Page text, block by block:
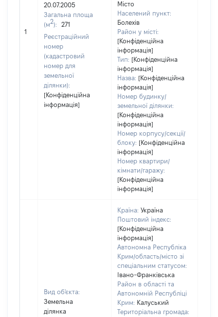
1
20.07.2005
Загальна площа
(м2):
271
Реєстраційний
номер
(кадастровий
номер для
земельної
ділянки):
[Конфіденційна
інформація]
Місто
Населений пункт:
Болехів
Район у місті:
[Конфіденційна
інформація]
Тип: [Конфіденційна
інформація]
Назва: [Конфіденційна
інформація]
Номер будинку/
земельної ділянки:
[Конфіденційна
інформація]
Номер корпусу/секції/
блоку: [Конфіденційна
інформація]
Номер квартири/
кімнати/гаражу:
[Конфіденційна
інформація]
Вид об'єкта:
Земельна
ділянка
Країна: Україна
Поштовий індекс:
[Конфіденційна
інформація]
Автономна Республіка
Крим/область/місто зі
спеціальним статусом:
Івано-Франківська
Район в області та
Автономній Республіці
Крим: Калуський
Територіальна громада: